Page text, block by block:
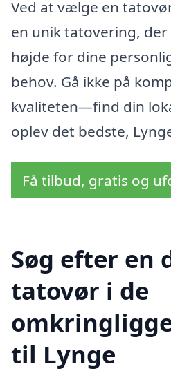
Ved at vælge en
en unik tatovering,
højde for dine
behov. Gå ikke på
kvaliteten—find din
oplev det bedste,
Få tilbud, gratis og
Søg efter en
tatovør i de
til Lynge